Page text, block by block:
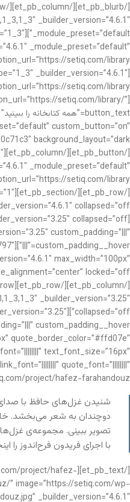
_builder_version=”4.6.1″
type=”1_3″
_module_preset=”default”
_builder_version=”4.6.1″
setiq.com/library/”
custom_button=”on”
_module_preset=”default”
custom_padding=”|||”
max_width=”100px”
_builder_version=”3.25″
quote_border_color=”#ffd07e”
text_font_size=”16px”
quote_font=”||||||||”
project/hafez-farahandouz/”]
شنیدن غزل‌های حافظ با صدای
دوچندان به شعر می‌بخشد.
تصویر ببینی. مجموعه‌ی
با اجرای فریدون فرح‌اندوز را
project/hafez-
” image=”https://setiq.com/wp-
_builder_version=”4.6.1″